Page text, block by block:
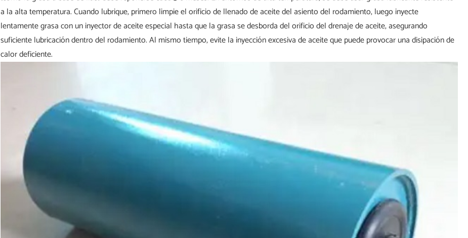
a la alta temperatura. Cuando lubrique, primero limpie el orificio de llenado de aceite del asiento del rodamiento, luego inyecte
lentamente grasa con un inyector de aceite especial hasta que la grasa se desborda del orificio del drenaje de aceite, asegurando
suficiente lubricación dentro del rodamiento. Al mismo tiempo, evite la inyección excesiva de aceite que puede provocar una disipación de
calor deficiente.